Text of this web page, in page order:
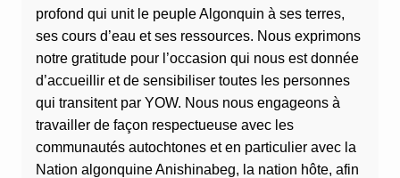
profond qui unit le peuple Algonquin à ses terres,
ses cours d’eau et ses ressources. Nous exprimons
notre gratitude pour l’occasion qui nous est donnée
d’accueillir et de sensibiliser toutes les personnes
qui transitent par YOW. Nous nous engageons à
travailler de façon respectueuse avec les
communautés autochtones et en particulier avec la
Nation algonquine Anishinabeg, la nation hôte, afin